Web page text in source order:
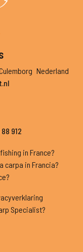
Nederland
912
in France?
carpa in Francia?
Specialist?